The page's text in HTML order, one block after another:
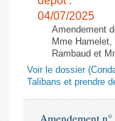
04/07/2025
Amendement
Mme
Rambaud et
Voir le dossier
Talibans et prendre
Amendement